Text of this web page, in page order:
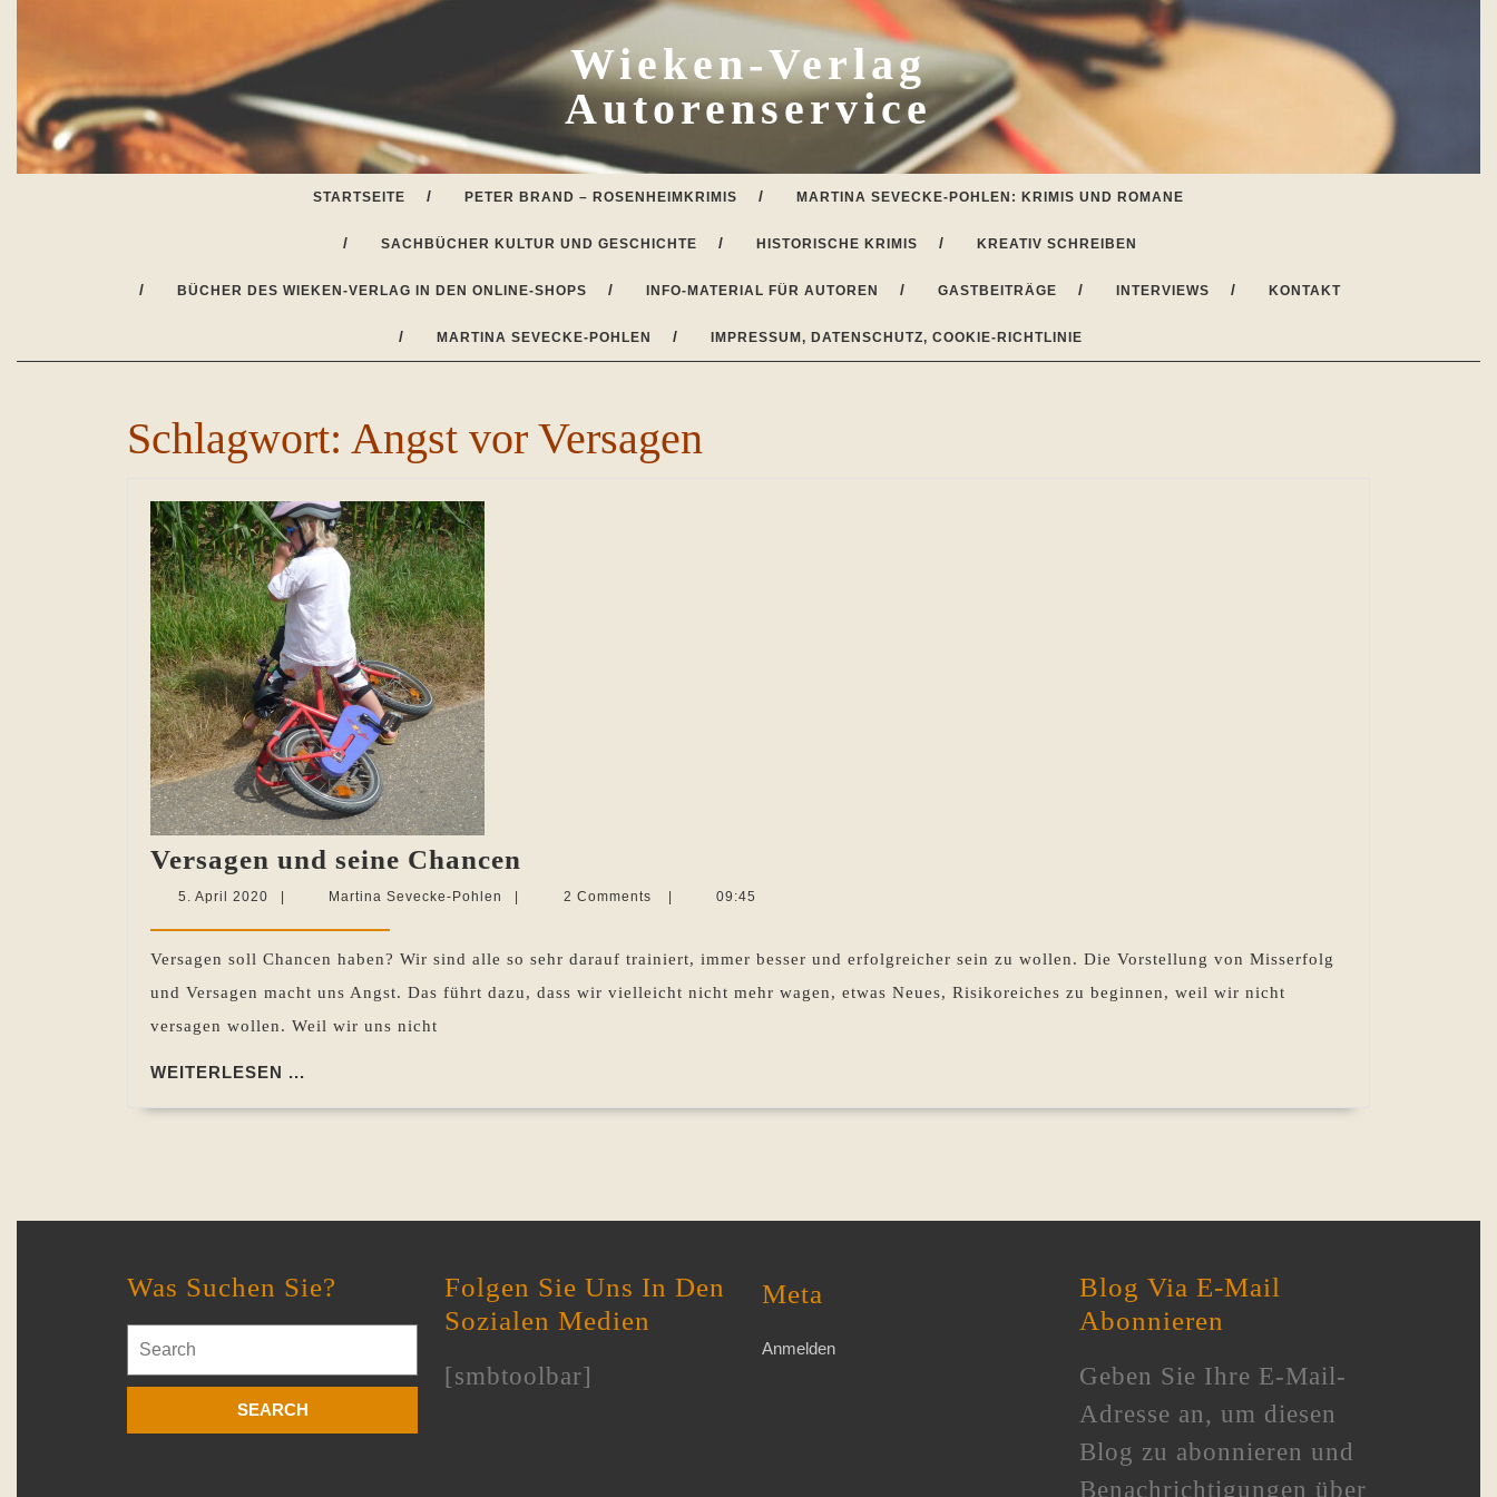
Wieken-Verlag
Autorenservice
STARTSEITE PETER BRAND – ROSENHEIMKRIMIS MARTINA SEVECKE-POHLEN: KRIMIS UND ROMANE
SACHBÜCHER KULTUR UND GESCHICHTE HISTORISCHE KRIMIS KREATIV SCHREIBEN
BÜCHER DES WIEKEN-VERLAG IN DEN ONLINE-SHOPS INFO-MATERIAL FÜR AUTOREN GASTBEITRÄGE INTERVIEWS KONTAKT
MARTINA SEVECKE-POHLEN IMPRESSUM, DATENSCHUTZ, COOKIE-RICHTLINIE
Schlagwort: Angst vor Versagen
Versagen und seine Chancen
und
Chancen
5. April 2020
2020
Martina Sevecke-Pohlen
Martina
2 Comments 09:45
Versagen soll Chancen haben? Wir sind alle so sehr darauf trainiert, immer besser und erfolgreicher sein zu wollen. Die Vorstellung von Misserfolg
und Versagen macht uns Angst. Das führt dazu, dass wir vielleicht nicht mehr wagen, etwas Neues, Risikoreiches zu beginnen, weil wir nicht
versagen wollen. Weil wir uns nicht
WEITERLESEN ...
Was Suchen Sie?
for:
Folgen Sie Uns In Den
Sozialen Medien
[smbtoolbar]
Meta
Anmelden
Blog Via E-Mail
Abonnieren
Geben Sie Ihre E-Mail-
Adresse an, um diesen
Blog zu abonnieren und
Benachrichtigungen über